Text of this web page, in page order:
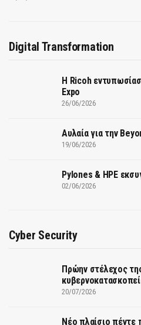
Digital Transformation
Η Ricoh
Expo
26/06/2026
Αυλαία για την
19/06/2026
Pylones & HPE
02/06/2026
Cyber Security
Πρώην στέλεχος
20/07/2026
Νέο πλαίσιο